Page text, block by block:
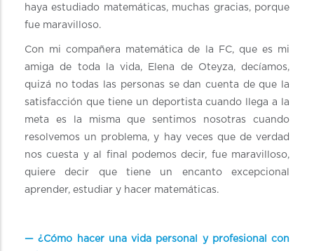
haya estudiado matemáticas, muchas gracias, porque
fue maravilloso.
Con mi compañera matemática de la FC, que es mi
amiga de toda la vida, Elena de Oteyza, decíamos,
quizá no todas las personas se dan cuenta de que la
satisfacción que tiene un deportista cuando llega a la
meta es la misma que sentimos nosotras cuando
resolvemos un problema, y hay veces que de verdad
nos cuesta y al final podemos decir, fue maravilloso,
quiere decir que tiene un encanto excepcional
aprender, estudiar y hacer matemáticas.
— ¿Cómo hacer una vida personal y profesional con